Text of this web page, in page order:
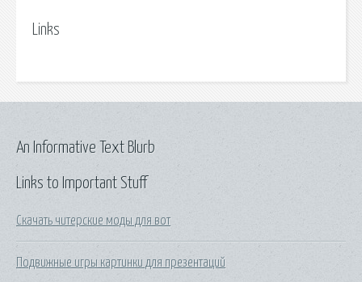
Links
Links to Important Stuff
Скачать читерские моды для вот
Подвижные игры картинки для презентаций
An Informative Text Blurb